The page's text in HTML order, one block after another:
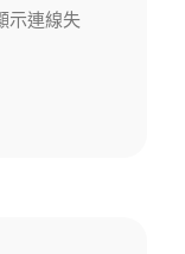
示連線失